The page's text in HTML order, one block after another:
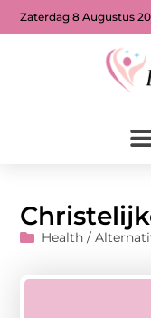
Zaterdag 8 Augustus
Health /